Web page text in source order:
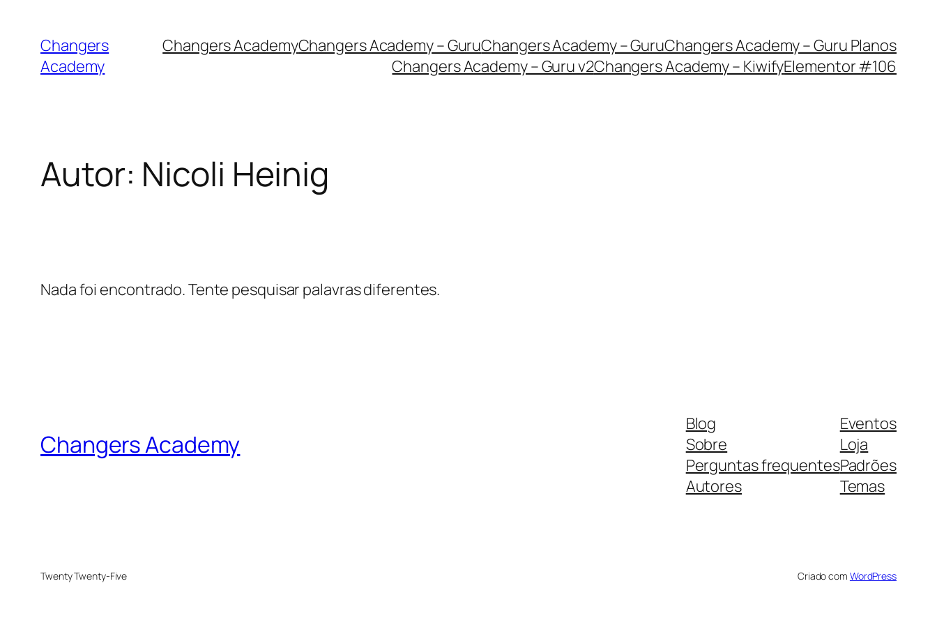
Changers
Academy
Changers AcademyChangers Academy – GuruChangers Academy – GuruChangers Academy – Guru Planos
Changers Academy – Guru v2Changers Academy – KiwifyElementor #106
Autor: Nicoli Heinig
Nada foi encontrado. Tente pesquisar palavras diferentes.
Changers Academy
Blog
Sobre
Perguntas frequentes
Autores
Eventos
Loja
Padrões
Temas
Twenty Twenty-Five Criado com WordPress